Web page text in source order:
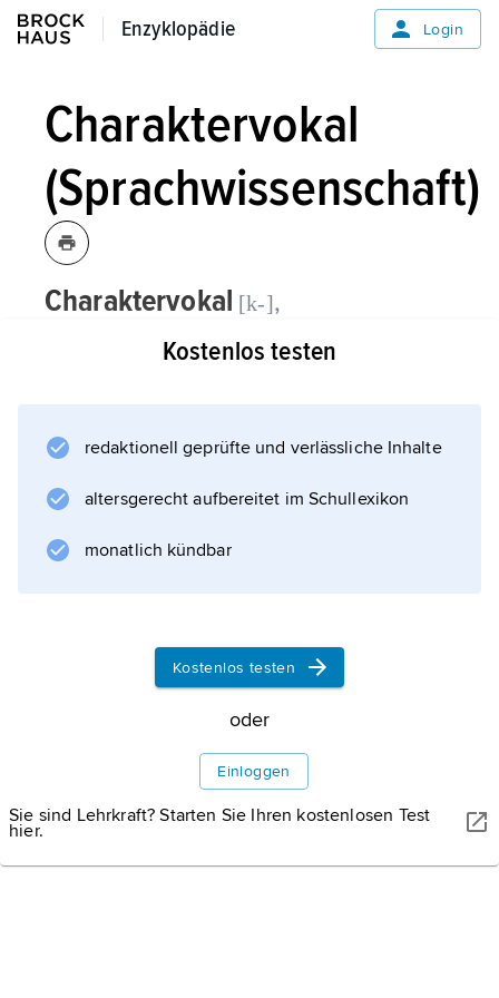
Enzyklopädie
Enzyklopädie Login
Charaktervokal
(Sprachwissenschaft)
Charaktervokal [k-],
Sprachwissenschaft:
Tempus- oder Modusform, z. B. lateinisch
lateinisch »am-e-t« (»er liebe«; Konjunktiv).
Kostenlos testen
redaktionell geprüfte und verlässliche Inhalte
altersgerecht aufbereitet im Schullexikon
monatlich kündbar
Kostenlos testen
oder
Einloggen
Sie sind Lehrkraft? Starten Sie Ihren kostenlosen Test
hier.